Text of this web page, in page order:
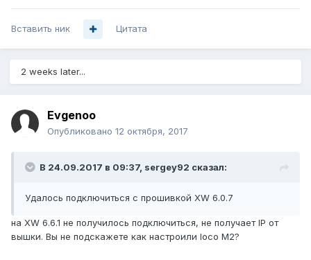
Вставить ник Цитата
2 weeks later...
Evgenoo
Опубликовано 12 октября, 2017
В 24.09.2017 в 09:37, sergey92 сказал:
Удалось подключиться с прошивкой XW 6.0.7
на XW 6.6.1 не получилось подключиться, не получает IP от
вышки. Вы не подскажете как настроили loco M2?